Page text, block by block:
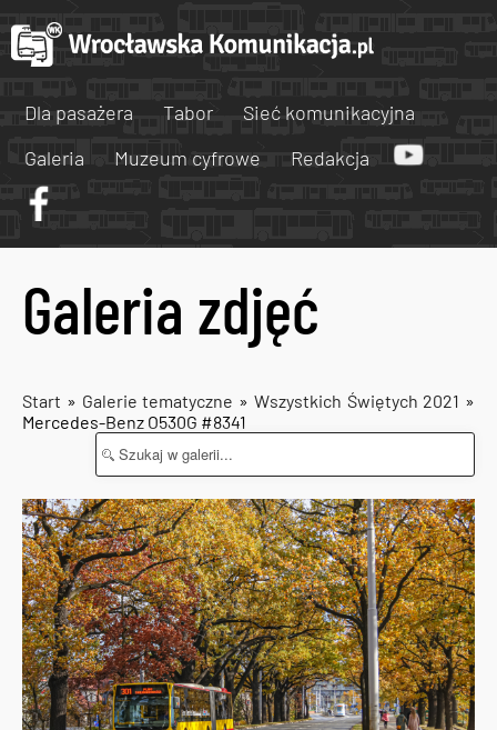
Dla pasażera Tabor
Sieć komunikacyjna
Galeria
Muzeum cyfrowe Redakcja
Galeria zdjęć
Start » Galerie tematyczne » Wszystkich Świętych 2021 »
Mercedes-Benz O530G #8341